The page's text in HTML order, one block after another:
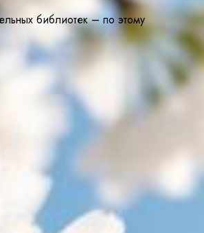
библиотек – по этому